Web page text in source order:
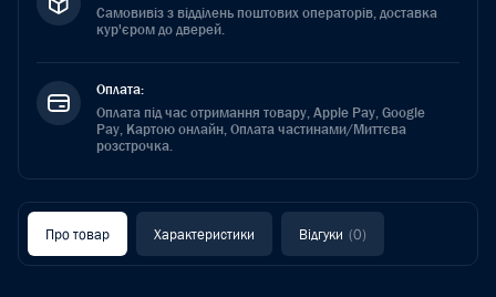
Самовивіз з відділень поштових операторів, доставка
кур'єром до дверей.
Оплата:
Оплата під час отримання товару, Apple Pay, Google
Pay, Картою онлайн, Оплата частинами/Миттєва
розстрочка.
Про товар Характеристики Відгуки (0)